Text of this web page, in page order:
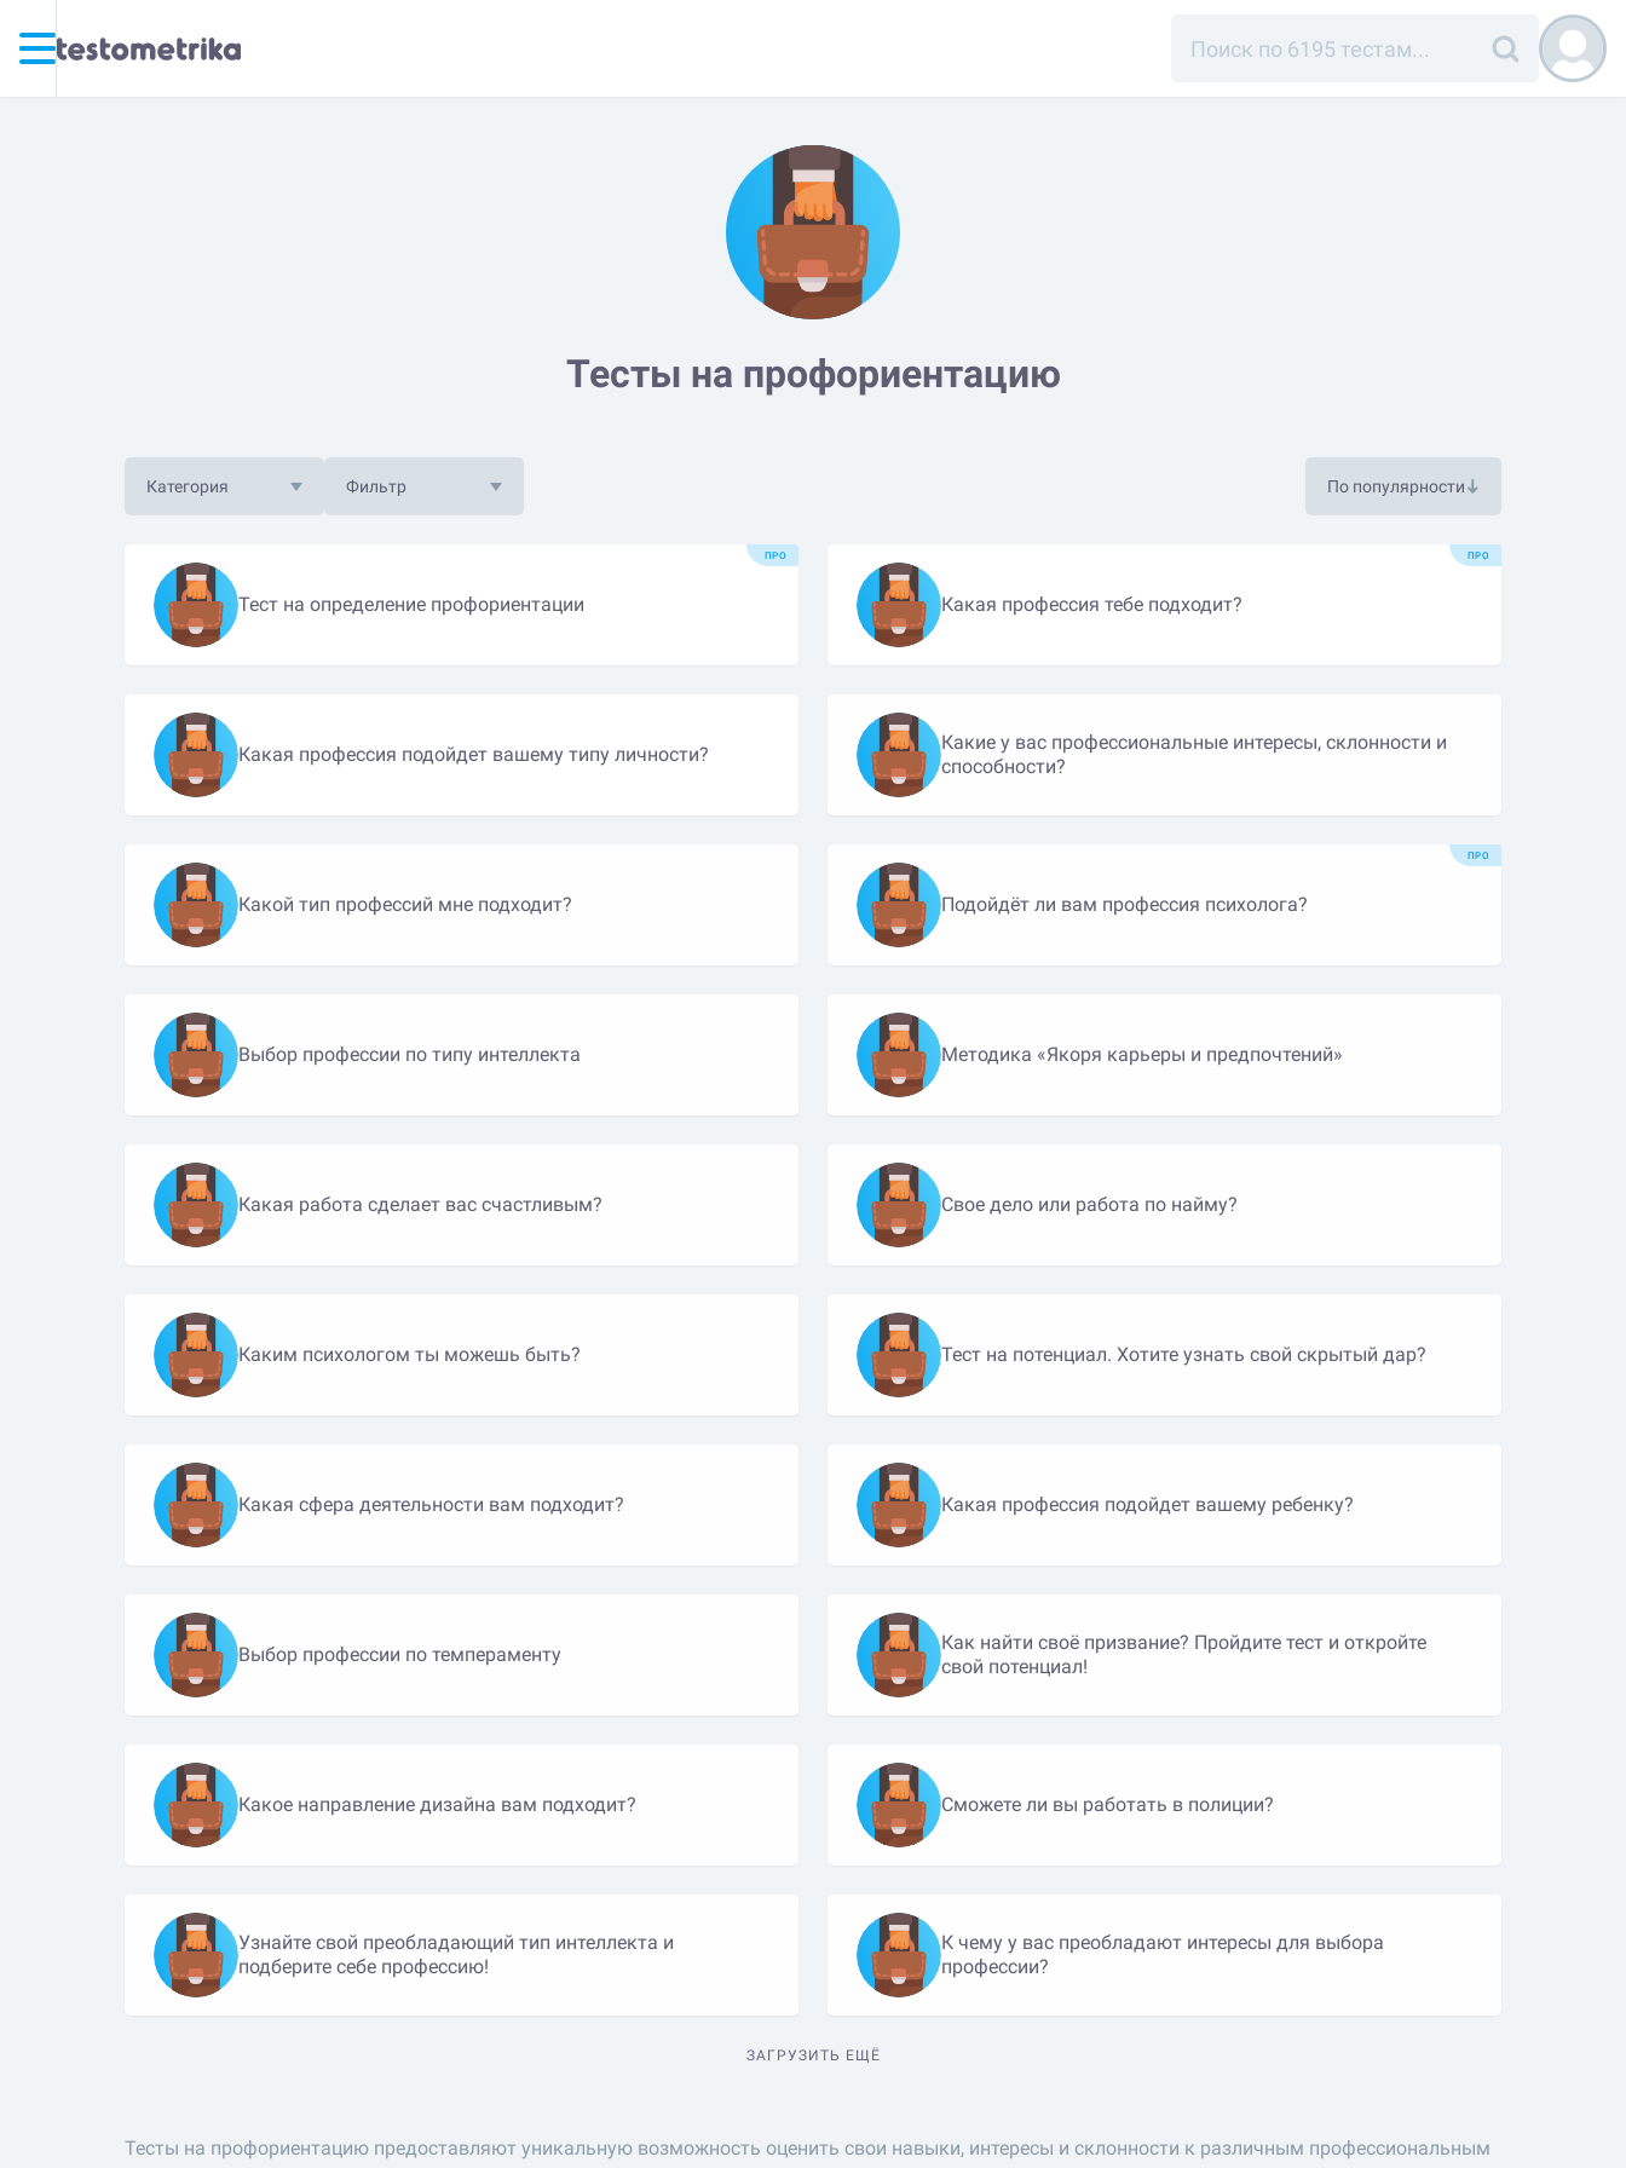
Тесты на профориентацию
Категория Фильтр По популярности
Тест на определение профориентации
ПРО
Какая профессия тебе подходит?
ПРО
Какая профессия подойдет вашему типу личности?
Какие у вас профессиональные интересы, склонности и
способности?
Какой тип профессий мне подходит? Подойдёт ли вам профессия психолога?
ПРО
Выбор профессии по типу интеллекта Методика «Якоря карьеры и предпочтений»
Какая работа сделает вас счастливым? Свое дело или работа по найму?
Каким психологом ты можешь быть? Тест на потенциал. Хотите узнать свой скрытый дар?
Какая сфера деятельности вам подходит? Какая профессия подойдет вашему ребенку?
Выбор профессии по темпераменту
Как найти своё призвание? Пройдите тест и откройте
свой потенциал!
Какое направление дизайна вам подходит? Сможете ли вы работать в полиции?
Узнайте свой преобладающий тип интеллекта и
подберите себе профессию!
К чему у вас преобладают интересы для выбора
профессии?
ЗАГРУЗИТЬ ЕЩЁ
Тесты на профориентацию предоставляют уникальную возможность оценить свои навыки, интересы и склонности к различным профессиональным